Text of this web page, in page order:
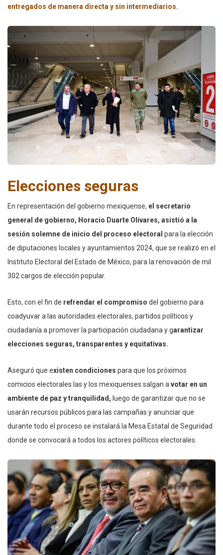
entregados de manera directa y sin intermediarios.
Elecciones seguras
En representación del gobierno mexiquense, el secretario
general de gobierno, Horacio Duarte Olivares, asistió a la
sesión solemne de inicio del proceso electoral para la elección
de diputaciones locales y ayuntamientos 2024, que se realizó en el
Instituto Electoral del Estado de México, para la renovación de mil
302 cargos de elección popular.
Esto, con el fin de refrendar el compromiso del gobierno para
coadyuvar a las autoridades electorales, partidos políticos y
ciudadanía a promover la participación ciudadana y garantizar
elecciones seguras, transparentes y equitativas.
Aseguró que existen condiciones para que los próximos
comicios electorales las y los mexiquenses salgan a votar en un
ambiente de paz y tranquilidad, luego de garantizar que no se
usarán recursos públicos para las campañas y anunciar que
durante todo el proceso se instalará la Mesa Estatal de Seguridad
donde se convocará a todos los actores políticos electorales.